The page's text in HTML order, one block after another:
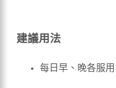
建議用法
每日早、晚各服用